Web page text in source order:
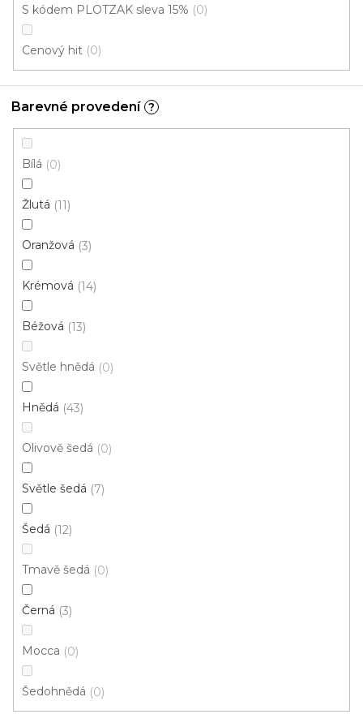
vyšší odolnost vůči nárazům, zašpinění či
vlhkosti. 🔧🧰 Spolehlivá podlaha pro
každodenní práci.
Komerční
Instituce aj.
Řadit podle:
ZAVŘÍT FILTR
S kódem PLOTZAK sleva 15% 0
Cenový hit 0
Barevné provedení ?
Bílá 0
Žlutá 11
Oranžová 3
Krémová 14
Béžová 13
Světle hnědá 0
Hnědá 43
Olivově šedá 0
Světle šedá 7
Šedá 12
Tmavě šedá 0
Černá 3
Mocca 0
Šedohnědá 0
Akce